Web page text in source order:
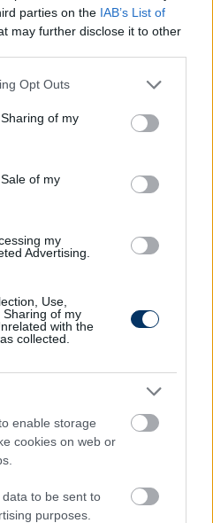
parties on the IAB’s List of
may further disclose it to other
app uses one or more Google
behaviour. You may click to
and its third-party tags to
purposes in below Google
Opt Outs
of my
of my
my
Advertising.
Use,
of my
with the
collected.
enable storage
cookies on web or
to be sent to
purposes.
után az olaszok
Az első olasz
jelenlegi
Rossi is vezette a piros-
gratulálni a csapatnak, a
mindenkinek, aki részt vett
év után ismét az NB I-ben
illet, óriási kiváltság és
hogy itt lehetek és
a nagy múltú és
köszönetet mondani
a sportigazgatónak is a
minden tudásomat és
állítom annak
céljainkat. Bízom benne,
nekünk is tenni kell.
megadják a csapatnak
hogy együtt nagyon jó
sikeres jövőt építsünk. A
lesz a támogatásra –